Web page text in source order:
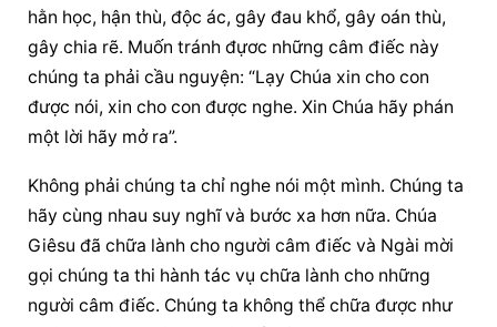
hằn học, hận thù, độc ác, gây đau khổ, gây oán thù,
gây chia rẽ. Muốn tránh đựơc những câm điếc này
chúng ta phải cầu nguyện: “Lạy Chúa xin cho con
được nói, xin cho con được nghe. Xin Chúa hãy phán
một lời hãy mở ra”.
Không phải chúng ta chỉ nghe nói một mình. Chúng ta
hãy cùng nhau suy nghĩ và bước xa hơn nữa. Chúa
Giêsu đã chữa lành cho người câm điếc và Ngài mời
gọi chúng ta thi hành tác vụ chữa lành cho những
người câm điếc. Chúng ta không thể chữa được như